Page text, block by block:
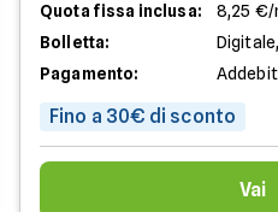
Quota fissa inclusa:
8,25 €/
Bolletta:
Pagamento:
Fino a 30€ di sconto
Vai